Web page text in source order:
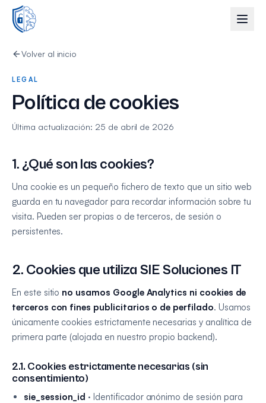
Volver al inicio
LEGAL
Política de cookies
Última actualización: 25 de abril de 2026
1. ¿Qué son las cookies?
Una cookie es un pequeño fichero de texto que un sitio web
guarda en tu navegador para recordar información sobre tu
visita. Pueden ser propias o de terceros, de sesión o
persistentes.
2. Cookies que utiliza SIE Soluciones IT
En este sitio no usamos Google Analytics ni cookies de
terceros con fines publicitarios o de perfilado. Usamos
únicamente cookies estrictamente necesarias y analítica de
primera parte (alojada en nuestro propio backend).
2.1. Cookies estrictamente necesarias (sin
consentimiento)
sie_session_id · Identificador anónimo de sesión para